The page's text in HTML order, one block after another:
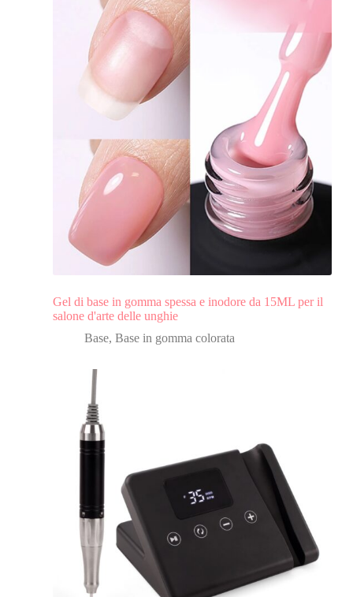
Gel di base in gomma spessa e inodore da 15ML per il
salone d'arte delle unghie
Base, Base in gomma colorata